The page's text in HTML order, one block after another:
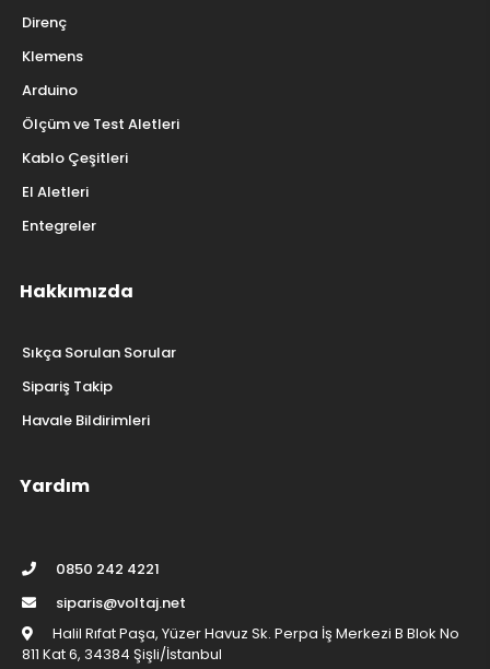
Direnç
Klemens
Arduino
Ölçüm ve Test Aletleri
Kablo Çeşitleri
El Aletleri
Entegreler
Hakkımızda
Sıkça Sorulan Sorular
Sipariş Takip
Havale Bildirimleri
Yardım
0850 242 4221
siparis@voltaj.net
Halil Rıfat Paşa, Yüzer Havuz Sk. Perpa İş Merkezi B Blok No
811 Kat 6, 34384 Şişli/İstanbul